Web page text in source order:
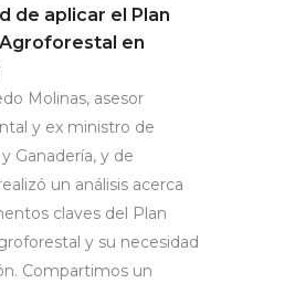
de aplicar el Plan
en
Molinas, asesor
y ex ministro de
Ganadería, y de
un análisis acerca
claves del Plan
y su necesidad
Compartimos un